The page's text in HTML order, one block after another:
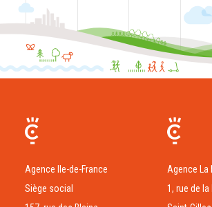
Agence Ile-de-France
Siège social
Agence La
1, rue de la